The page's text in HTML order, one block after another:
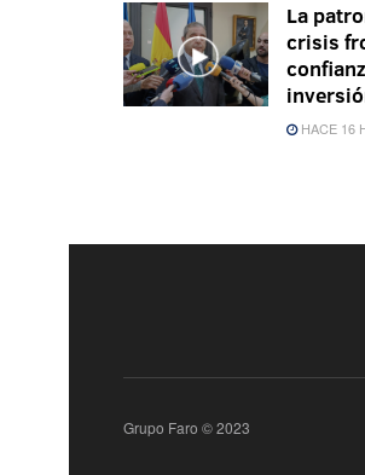
La
crisis
HACE 16
Grupo Faro © 2023